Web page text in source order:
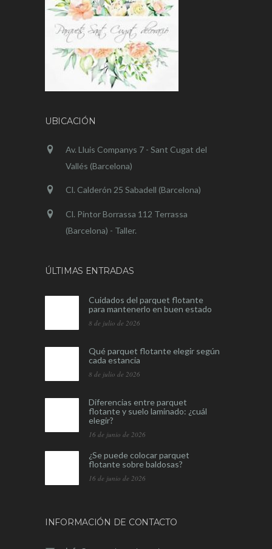
UBICACIÓN
Av. Lluis Companys 7 - Sant Cugat del
Vallés (Barcelona)
Cl. Calderón 25 Sabadell (Barcelona)
Cl. Pintor Borrassa 112 Terrassa
(Barcelona) - Taller.
ÚLTIMAS ENTRADAS
Cuidados del parquet flotante
para mantenerlo en buen estado
8 de julio de 2026
Qué parquet flotante elegir según
cada estancia
8 de julio de 2026
Diferencias entre parquet
flotante y suelo laminado: ¿cuál
elegir?
16 de junio de 2026
¿Se puede colocar parquet
flotante sobre baldosas?
16 de junio de 2026
INFORMACIÓN DE CONTACTO